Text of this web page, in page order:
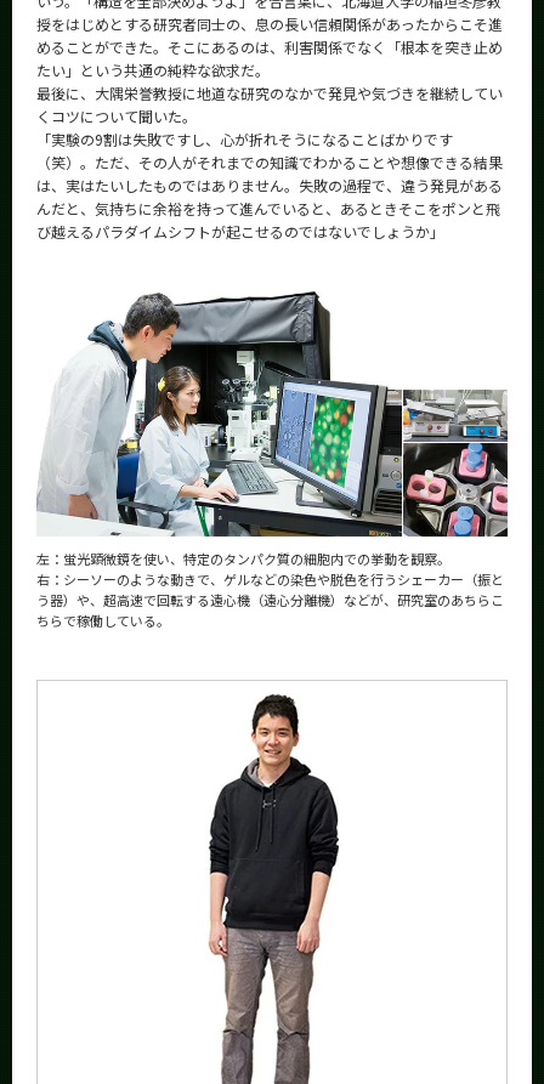
授をはじめとする研究者同士の、息の長い信頼関係があったからこそ進
めることができた。そこにあるのは、利害関係でなく「根本を突き止め
たい」という共通の純粋な欲求だ。
最後に、大隅栄誉教授に地道な研究のなかで発見や気づきを継続してい
くコツについて聞いた。
「実験の9割は失敗ですし、心が折れそうになることばかりです
（笑）。ただ、その人がそれまでの知識でわかることや想像できる結果
は、実はたいしたものではありません。失敗の過程で、違う発見がある
んだと、気持ちに余裕を持って進んでいると、あるときそこをポンと飛
び越えるパラダイムシフトが起こせるのではないでしょうか」
左：蛍光顕微鏡を使い、特定のタンパク質の細胞内での挙動を観察。
右：シーソーのような動きで、ゲルなどの染色や脱色を行うシェーカー（振と
う器）や、超高速で回転する遠心機（遠心分離機）などが、研究室のあちらこ
ちらで稼働している。